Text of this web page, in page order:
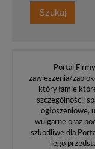
Portal
zawieszenia/
który łamie
szczególności:
ogłoszeniowe,
wulgarne oraz
szkodliwe dla
jego